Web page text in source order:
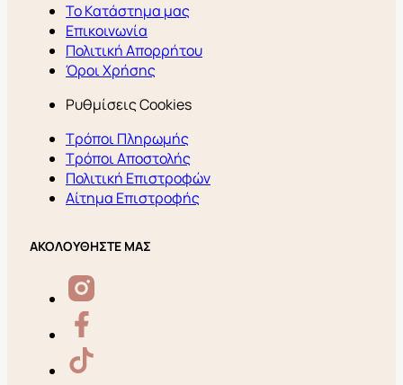
Το Κατάστημα μας
Επικοινωνία
Πολιτική Απορρήτου
Όροι Χρήσης
Ρυθμίσεις Cookies
Τρόποι Πληρωμής
Τρόποι Αποστολής
Πολιτική Επιστροφών
Αίτημα Επιστροφής
ΑΚΟΛΟΥΘΗΣΤΕ ΜΑΣ